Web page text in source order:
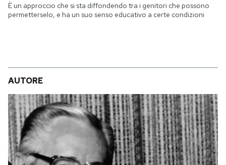
È un approccio che si sta diffondendo tra i genitori che possono
permetterselo, e ha un suo senso educativo a certe condizioni
AUTORE